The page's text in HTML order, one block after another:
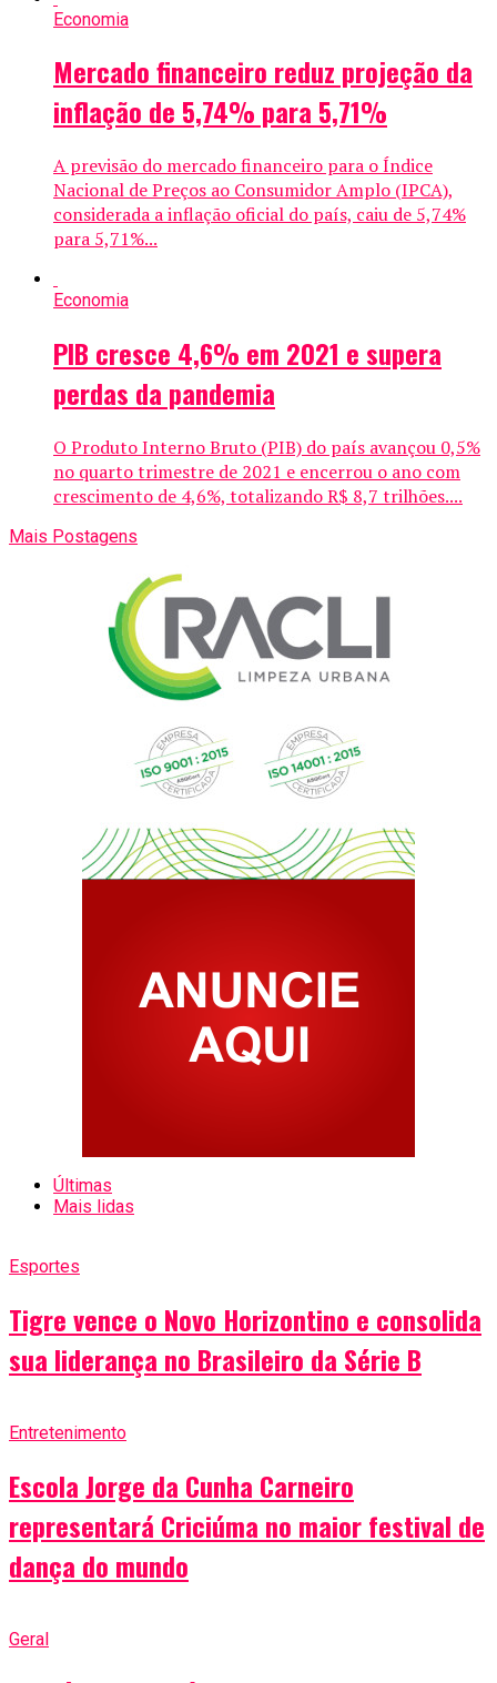
Economia
Mercado financeiro reduz projeção da
inflação de 5,74% para 5,71%
A previsão do mercado financeiro para o Índice
Nacional de Preços ao Consumidor Amplo (IPCA),
considerada a inflação oficial do país, caiu de 5,74%
para 5,71%...
Economia
PIB cresce 4,6% em 2021 e supera
perdas da pandemia
O Produto Interno Bruto (PIB) do país avançou 0,5%
no quarto trimestre de 2021 e encerrou o ano com
crescimento de 4,6%, totalizando R$ 8,7 trilhões....
Mais Postagens
Últimas
Mais lidas
Esportes
Tigre vence o Novo Horizontino e consolida
sua liderança no Brasileiro da Série B
Entretenimento
Escola Jorge da Cunha Carneiro
representará Criciúma no maior festival de
dança do mundo
Geral